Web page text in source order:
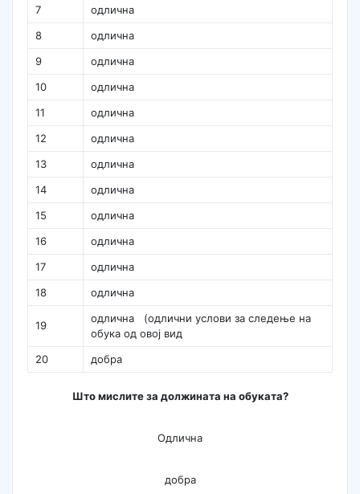
7
одлична
8
одлична
9
одлична
10
одлична
11
одлична
12
одлична
13
одлична
14
одлична
15
одлична
16
одлична
17
одлична
18
одлична
19
одлична (одлични услови за следење на
обука од овој вид
20
добра
Што мислите за должината на обуката?
Одлична
добра